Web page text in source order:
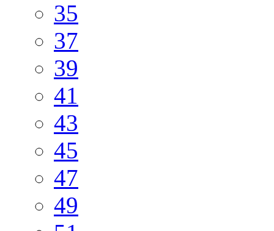
35
37
39
41
43
45
47
49